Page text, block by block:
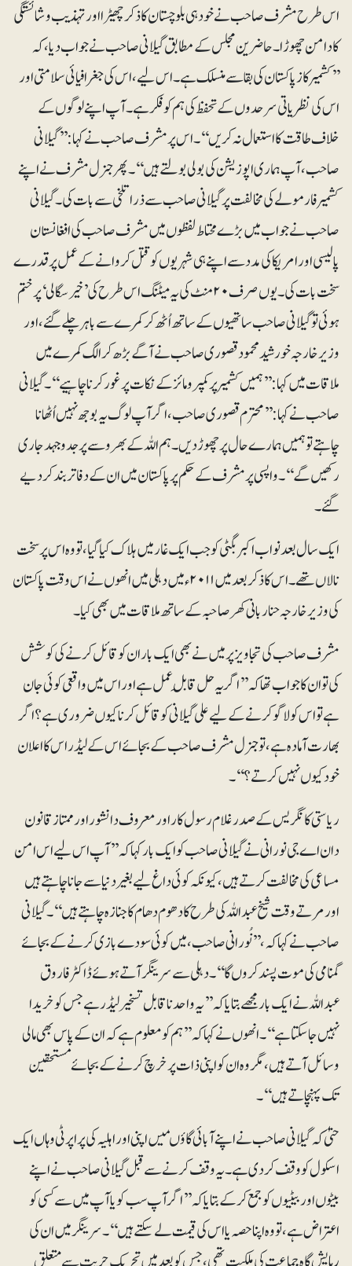
اس طرح مشرف صاحب نے خود ہی بلوچستان کا ذکر چھیڑا اورتہذیب و شائستگی
کا دامن چھوڑا۔ حاضرین مجلس کے مطابق گیلانی صاحب نے جواب دیا، کہ
’’کشمیر کاز پاکستان کی بقا سے منسلک ہے۔ اس لیے، اس کی جغرافیائی سلامتی اور
اس کی نظریاتی سرحدوں کے تحفظ کی ہم کو فکر ہے۔ آپ اپنے لوگوں کے
خلاف طاقت کا استعمال نہ کریں‘‘۔ اس پر مشرف صاحب نے کہا: ’’گیلانی
صاحب، آپ ہماری اپوزیشن کی بولی بولتے ہیں‘‘۔پھر جنرل مشرف نے اپنے
کشمیر فارمولے کی مخالفت پر گیلانی صاحب سے ذرا تلخی سے بات کی۔ گیلانی
صاحب نے جواب میں بڑے محتاط لفظوں میں مشرف صاحب کی افغانستان
پالیسی اور امریکا کی مدد سے اپنے ہی شہریوں کو قتل کروانے کے عمل پر قدرے
سخت بات کی۔ یوں صرف ۲۰منٹ کی یہ میٹنگ اس طرح کی ’خیر سگالی‘ پر ختم
ہوئی توگیلانی صاحب ساتھیوں کے ساتھ اُٹھ کر کمرے سے باہر چلے گئے، اور
وزیرخارجہ خورشید محمود قصوری صاحب نے آگے بڑھ کر الگ کمرے میں
ملاقات میں کہا: ’’ہمیں کشمیرپر کمپرومائز کے نکات پر غور کرنا چاہیے‘‘۔ گیلانی
صاحب نے کہا: ’’محترم قصوری صاحب، اگر آپ لوگ یہ بوجھ نہیں اُٹھانا
چاہتے تو ہمیں ہمارے حال پر چھوڑ دیں۔ ہم اللہ کے بھروسے پر جدوجہد جاری
رکھیں گے‘‘۔ واپسی پر مشرف کے حکم پر پاکستان میں ان کے دفاتر بند کردیے
گئے۔
ایک سال بعد نواب اکبر بگٹی کو جب ایک غار میں ہلاک کیا گیا، تووہ اس پر سخت
نالاں تھے۔ اس کا ذکر بعد میں ۲۰۱۱ء میں دہلی میں انھوں نے اس وقت پاکستان
کی وزیر خارجہ حنا ربانی کھر صاحبہ کے ساتھ ملاقات میں بھی کیا۔
مشرف صاحب کی تجاویز پر میں نے بھی ایک بار ان کو قائل کرنے کی کوشش
کی تو ان کا جواب تھا کہ’’ اگر یہ حل قابلِ عمل ہے اور اس میں واقعی کوئی جان
ہے تو اس کو لاگو کرنے کے لیے علی گیلانی کو قائل کرنا کیوں ضروری ہے؟ اگر
بھارت آمادہ ہے، تو جنرل مشرف صاحب کے بجائے اس کے لیڈراس کا اعلان
خود کیوں نہیں کرتے؟‘‘۔
ریاستی کانگریس کے صدر غلام رسول کار اور معروف دانشور اور ممتاز قانون
دان اے جی نورانی نے گیلانی صاحب کو ایک بار کہا کہ ’’آپ اس لیے اس امن
مساعی کی مخالفت کرتے ہیں، کیونکہ کوئی داغ لیے بغیر دنیا سے جانا چاہتے ہیں
اور مرتے وقت شیخ عبداللہ کی طرح کا دھوم دھام کا جنازہ چاہتے ہیں‘‘۔ گیلانی
صاحب نے کہا کہ، ’’نُورانی صاحب، میں کوئی سودے بازی کرنے کے بجائے
گمنامی کی موت پسند کروں گا‘‘۔دہلی سے سرینگر آتے ہوئے ڈاکٹرفاروق
عبداللہ نے ایک بار مجھے بتایا کہ ’’یہ واحد ناقابل تسخیر لیڈر ہے جس کو خریدا
نہیں جاسکتا ہے‘‘۔ انھوں نے کہا کہ ’’ہم کو معلوم ہے کہ ان کے پاس بھی مالی
وسائل آتے ہیں ،مگر وہ ان کو اپنی ذات پر خرچ کرنے کے بجائے مستحقین
تک پہنچاتے ہیں‘‘۔
حتیٰ کہ گیلانی صاحب نے اپنے آبائی گاؤںمیں اپنی اور اہلیہ کی پراپرٹی وہاں ایک
اسکول کو وقف کر دی ہے۔ یہ وقف کرنے سے قبل گیلانی صاحب نے اپنے
بیٹوں اور بیٹیوں کو جمع کرکے بتایا کہ ’’اگر آپ سب کو یا آپ میں سے کسی کو
اعتراض ہے، تو وہ اپنا حصہ یا اس کی قیمت لے سکتے ہیں‘‘۔ سرینگر میں ان کی